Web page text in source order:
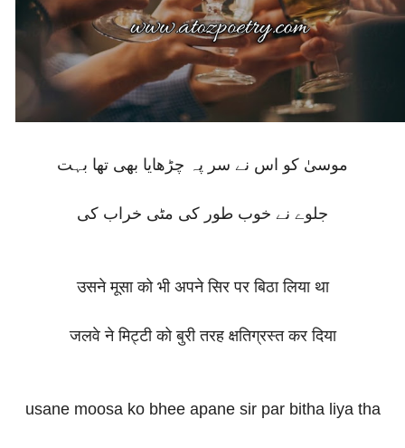
موسیٰ کو اس نے سر پہ چڑھایا بھی تھا بہت
جلوے نے خوب طور کی مٹی خراب کی
उसने मूसा को भी अपने सिर पर बिठा लिया था
जलवे ने मिट्टी को बुरी तरह क्षतिग्रस्त कर दिया
usane moosa ko bhee apane sir par bitha liya tha